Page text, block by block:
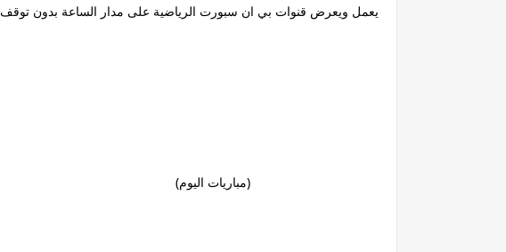
يعمل ويعرض قنوات بي ان سبورت الرياضية على مدار الساعة بدون توقف
(مباريات اليوم)